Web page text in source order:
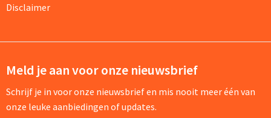
Disclaimer
Meld je aan voor onze nieuwsbrief
Schrijf je in voor onze nieuwsbrief en mis nooit meer één van
onze leuke aanbiedingen of updates.